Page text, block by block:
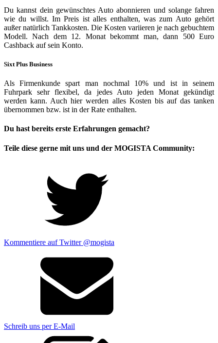
Du kannst dein gewünschtes Auto abonnieren und solange fahren
wie du willst. Im Preis ist alles enthalten, was zum Auto gehört
außer natürlich Tankkosten. Die Kosten variieren je nach gebuchtem
Modell. Nach dem 12. Monat bekommt man, dann 500 Euro
Cashback auf sein Konto.
Sixt Plus Business
Als Firmenkunde spart man nochmal 10% und ist in seinem
Fuhrpark sehr flexibel, da jedes Auto jeden Monat gekündigt
werden kann. Auch hier werden alles Kosten bis auf das tanken
übernommen bzw. ist in der Rate enthalten.
Du hast bereits erste Erfahrungen gemacht?
Teile diese gerne mit uns und der MOGISTA Community:
Kommentiere auf Twitter @mogista
Schreib uns per E-Mail